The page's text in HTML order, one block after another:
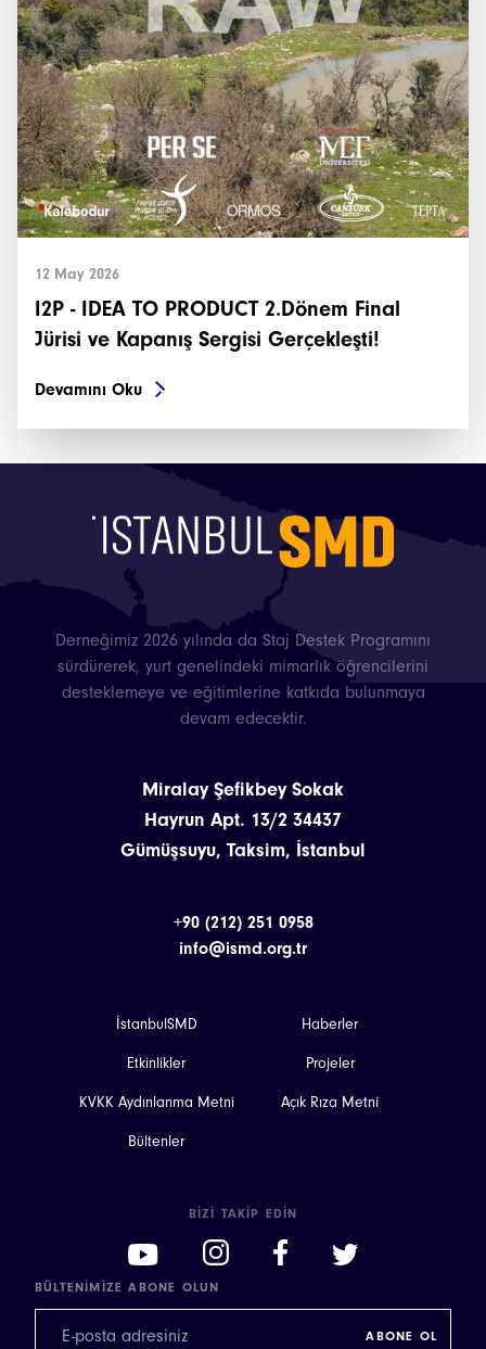
12 May 2026
I2P - IDEA TO PRODUCT 2.Dönem Final
Jürisi ve Kapanış Sergisi Gerçekleşti!
Devamını Oku
Derneğimiz 2026 yılında da Staj Destek Programını
sürdürerek, yurt genelindeki mimarlık öğrencilerini
desteklemeye ve eğitimlerine katkıda bulunmaya
devam edecektir.
Miralay Şefikbey Sokak
Hayrun Apt. 13/2 34437
Gümüşsuyu, Taksim, İstanbul
+90 (212) 251 0958
info@ismd.org.tr
İstanbulSMD Haberler
Etkinlikler Projeler
KVKK Aydınlanma Metni Açık Rıza Metni
Bültenler
BIZI TAKIP EDIN
BÜLTENIMIZE ABONE OLUN